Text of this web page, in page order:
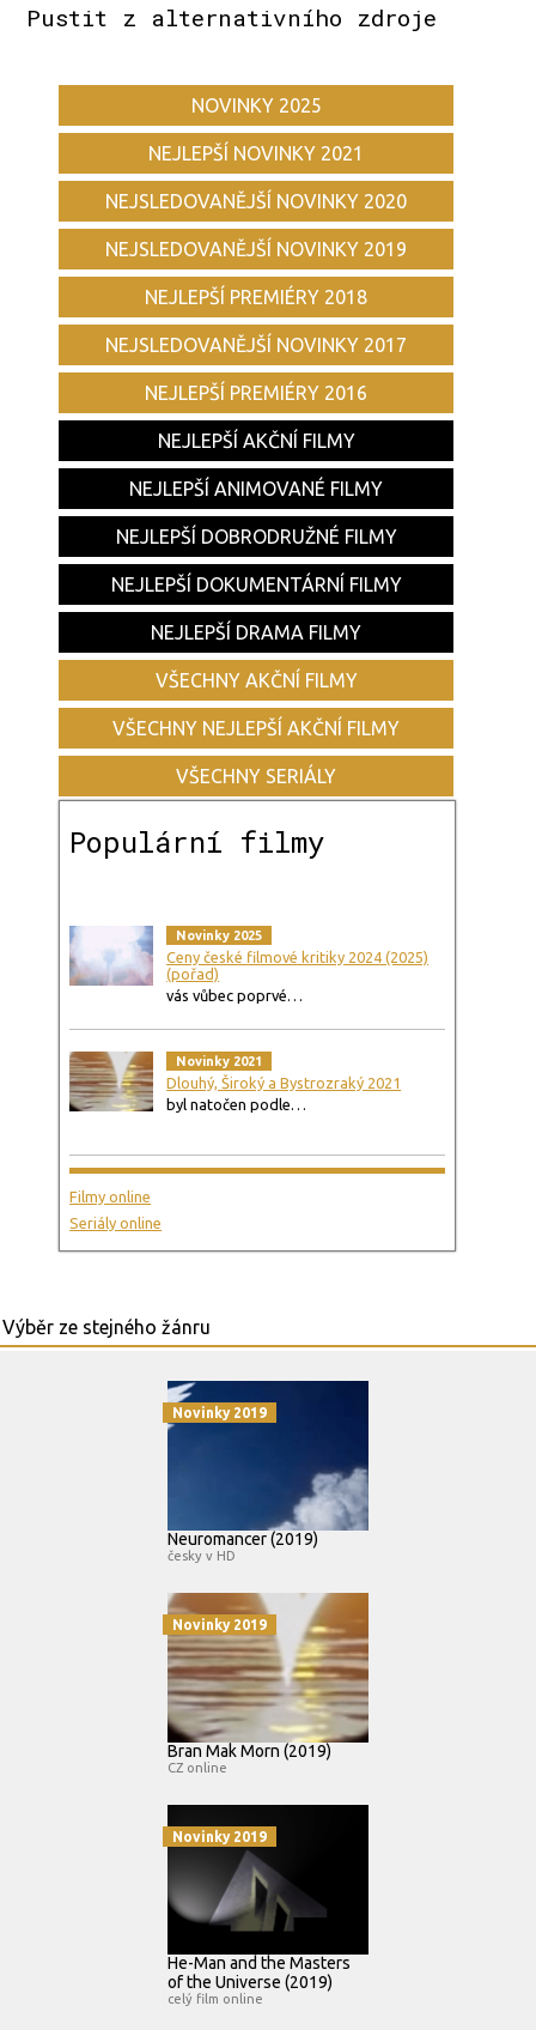
Pustit z alternativního zdroje
NOVINKY 2025
NEJLEPŠÍ NOVINKY 2021
NEJSLEDOVANĚJŠÍ NOVINKY 2020
NEJSLEDOVANĚJŠÍ NOVINKY 2019
NEJLEPŠÍ PREMIÉRY 2018
NEJSLEDOVANĚJŠÍ NOVINKY 2017
NEJLEPŠÍ PREMIÉRY 2016
NEJLEPŠÍ AKČNÍ FILMY
NEJLEPŠÍ ANIMOVANÉ FILMY
NEJLEPŠÍ DOBRODRUŽNÉ FILMY
NEJLEPŠÍ DOKUMENTÁRNÍ FILMY
NEJLEPŠÍ DRAMA FILMY
VŠECHNY AKČNÍ FILMY
VŠECHNY NEJLEPŠÍ AKČNÍ FILMY
VŠECHNY SERIÁLY
Populární filmy
Novinky 2025
Ceny české filmové kritiky 2024 (2025)
(pořad)
vás vůbec poprvé…
Novinky 2021
Dlouhý, Široký a Bystrozraký 2021
byl natočen podle…
Filmy online
Seriály online
Novinky 2019
Neuromancer (2019)
česky v HD
Novinky 2019
Bran Mak Morn (2019)
CZ online
Novinky 2019
He-Man and the Masters
of the Universe (2019)
celý film online